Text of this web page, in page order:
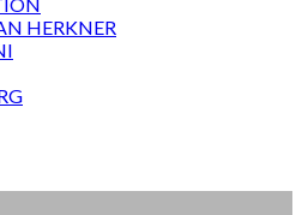
HERKNER